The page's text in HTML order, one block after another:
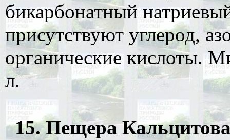
бикарбонатный
присутствуют углерод,
органические кислоты.
л.
15. Пещера